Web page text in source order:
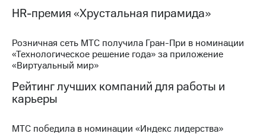
Достижения
Интервью
Финансовая
отчетность
Контакты
в
HR-премия «Хрустальная пирамида»
Розничная сеть МТС получила Гран-При в номинации
«Технологическое решение года» за приложение
«Виртуальный мир»
Рейтинг лучших компаний для работы и
карьеры
МТС победила в номинации «Индекс лидерства»